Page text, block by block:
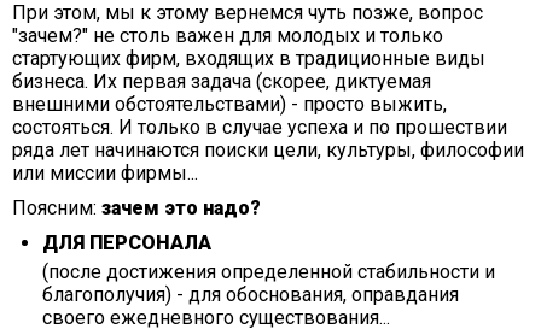
При этом, мы к этому вернемся чуть позже, вопрос
"зачем?" не столь важен для молодых и только
стартующих фирм, входящих в традиционные виды
бизнеса. Их первая задача (скорее, диктуемая
внешними обстоятельствами) - просто выжить,
состояться. И только в случае успеха и по прошествии
ряда лет начинаются поиски цели, культуры, философии
или миссии фирмы...
Поясним: зачем это надо?
ДЛЯ ПЕРСОНАЛА
(после достижения определенной стабильности и
благополучия) - для обоснования, оправдания
своего ежедневного существования...